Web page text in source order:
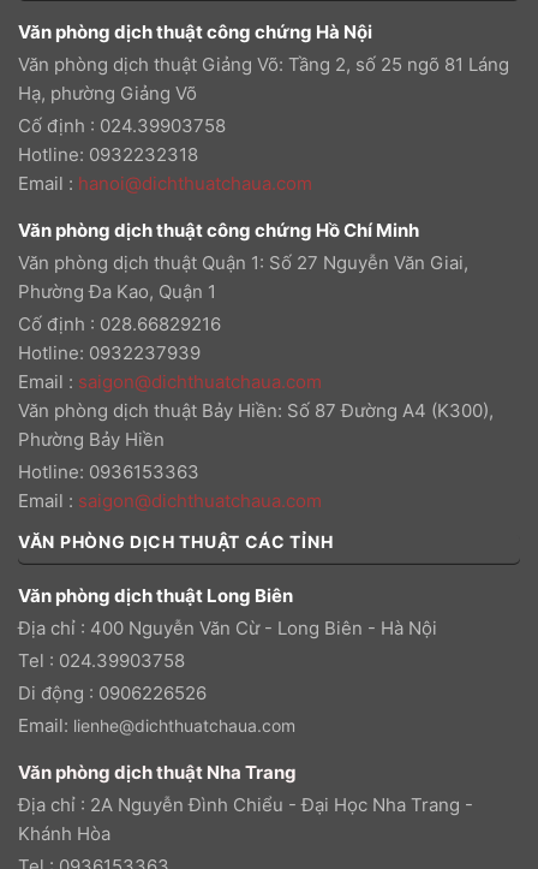
Văn phòng dịch thuật công chứng Hà Nội
Văn phòng dịch thuật Giảng Võ: Tầng 2, số 25 ngõ 81 Láng
Hạ, phường Giảng Võ
Cố định : 024.39903758
Hotline: 0932232318
Email : hanoi@dichthuatchaua.com
Văn phòng dịch thuật công chứng Hồ Chí Minh
Văn phòng dịch thuật Quận 1: Số 27 Nguyễn Văn Giai,
Phường Đa Kao, Quận 1
Cố định : 028.66829216
Hotline: 0932237939
Email : saigon@dichthuatchaua.com
Văn phòng dịch thuật Bảy Hiền: Số 87 Đường A4 (K300),
Phường Bảy Hiền
Hotline: 0936153363
Email : saigon@dichthuatchaua.com
VĂN PHÒNG DỊCH THUẬT CÁC TỈNH
Văn phòng dịch thuật Long Biên
Địa chỉ : 400 Nguyễn Văn Cừ - Long Biên - Hà Nội
Tel : 024.39903758
Di động : 0906226526
Email: lienhe@dichthuatchaua.com
Văn phòng dịch thuật Nha Trang
Địa chỉ : 2A Nguyễn Đình Chiểu - Đại Học Nha Trang -
Khánh Hòa